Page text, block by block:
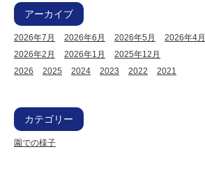
アーカイブ
2026年7月 2026年6月 2026年5月 2026年4月
2026年2月
2026年1月
2025年12月
2026
2025 2024 2023 2022 2021
カテゴリー
園での様子